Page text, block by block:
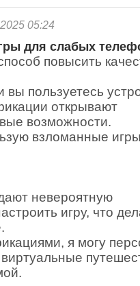
05:24
для слабых
повысить
вы пользуетесь
открывают
возможности.
взломанные
невероятную
игру, что
я могу